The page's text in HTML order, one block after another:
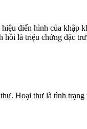
điển hình của khập
là triệu chứng đặc
Hoại thư là tình